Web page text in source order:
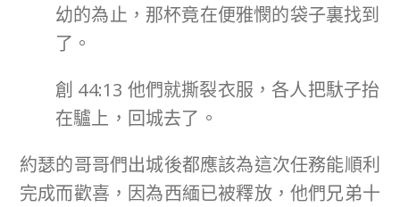
幼的為止，那杯竟在便雅憫的袋子裏找到
了。
創 44:13 他們就撕裂衣服，各人把馱子抬
在驢上，回城去了。
約瑟的哥哥們出城後都應該為這次任務能順利
完成而歡喜，因為西緬已被釋放，他們兄弟十